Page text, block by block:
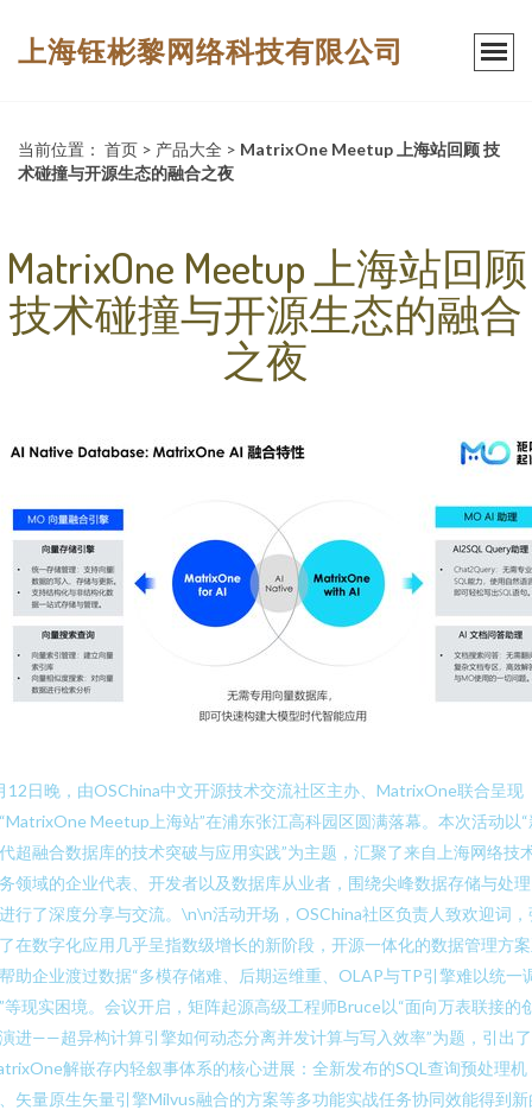
上海钰彬黎网络科技有限公司
当前位置： 首页 > 产品大全 > MatrixOne Meetup 上海站回顾 技
术碰撞与开源生态的融合之夜
MatrixOne Meetup 上海站回顾
技术碰撞与开源生态的融合
之夜
12日晚，由OSChina中文开源技术交流社区主办、MatrixOne联合呈现
Meetup上海站”在浦东张江高科园区圆满落幕。本次活动以“
超融合数据库的技术突破与应用实践”为主题，汇聚了来自上海网络技
领域的企业代表、开发者以及数据库从业者，围绕尖峰数据存储与处
行了深度分享与交流。\n\n活动开场，OSChina社区负责人致欢迎词，
在数字化应用几乎呈指数级增长的新阶段，开源一体化的数据管理方
助企业渡过数据“多模存储难、后期运维重、OLAP与TP引擎难以统一
等现实困境。会议开启，矩阵起源高级工程师Bruce以“面向万表联接的
进——超异构计算引擎如何动态分离并发计算与写入效率”为题，引出了
解嵌存内轻叙事体系的核心进展：全新发布的SQL查询预处理机
矢量原生矢量引擎Milvus融合的方案等多功能实战任务协同效能得到新